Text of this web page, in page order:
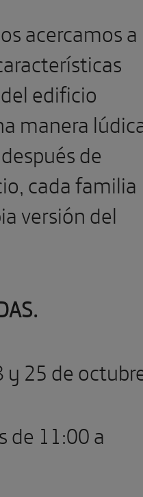
acercamos a
edificio
manera
de
cada familia
versión del
y 25 de
de 11:00 a